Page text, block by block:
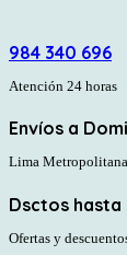
984 340 696
Atención 24 horas
Envíos a
Lima
Dsctos hasta
Ofertas y